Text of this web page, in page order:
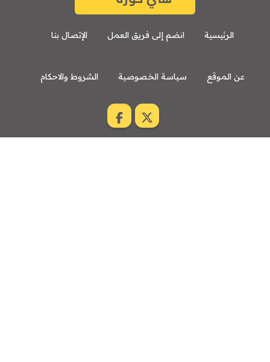
الرئيسية انضم إلى فريق العمل الإتصال بنا
عن الموقع سياسة الخصوصية الشروط والاحكام